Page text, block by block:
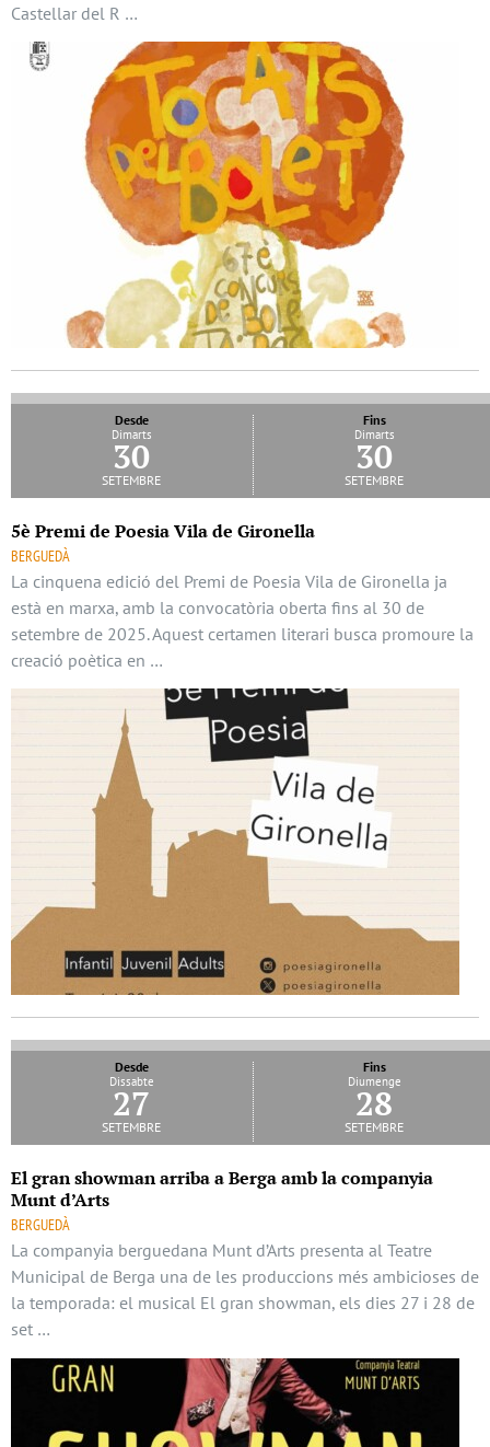
Castellar del R …
Desde
Dimarts
30
setembre
Fins
Dimarts
30
setembre
5è Premi de Poesia Vila de Gironella
BERGUEDÀ
La cinquena edició del Premi de Poesia Vila de Gironella ja
està en marxa, amb la convocatòria oberta fins al 30 de
setembre de 2025. Aquest certamen literari busca promoure la
creació poètica en …
Desde
Dissabte
27
setembre
Fins
Diumenge
28
setembre
El gran showman arriba a Berga amb la companyia
Munt d’Arts
BERGUEDÀ
La companyia berguedana Munt d’Arts presenta al Teatre
Municipal de Berga una de les produccions més ambicioses de
la temporada: el musical El gran showman, els dies 27 i 28 de
set …